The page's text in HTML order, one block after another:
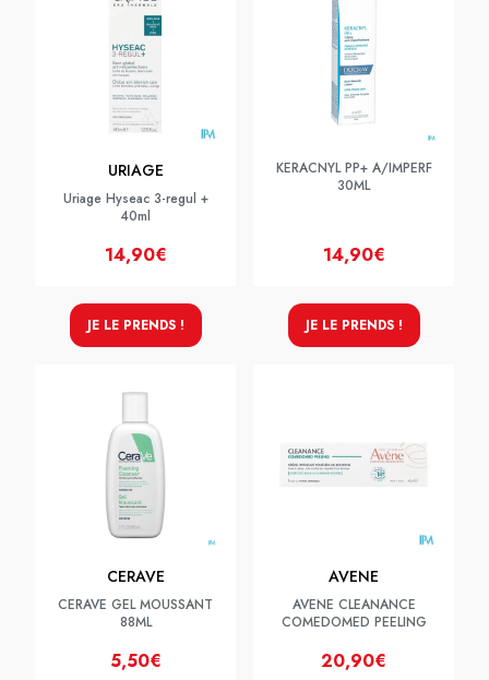
URIAGE
Uriage Hyseac 3-regul +
40ml
14,90€
JE LE PRENDS !
KERACNYL PP+ A/IMPERF
30ML
14,90€
JE LE PRENDS !
CERAVE
CERAVE GEL MOUSSANT
88ML
5,50€
AVENE
AVENE CLEANANCE
COMEDOMED PEELING
20,90€